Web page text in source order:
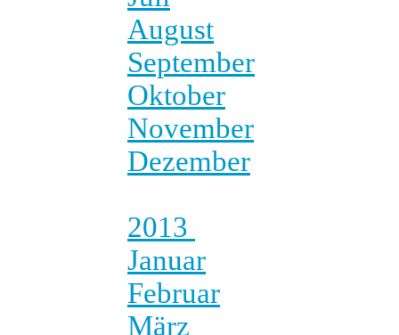
August
September
Oktober
November
Dezember
2013
Januar
Februar
März